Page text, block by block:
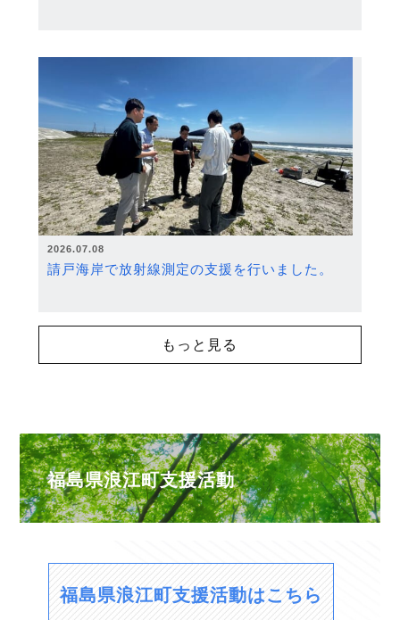
2026.07.08
請戸海岸で放射線測定の支援を行いました。
もっと見る
福島県浪江町支援活動
福島県浪江町支援活動はこちら